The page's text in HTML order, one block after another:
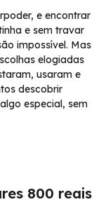
e encontrar
e sem travar
impossível. Mas
elogiadas
usaram e
descobrir
especial, sem
800 reais